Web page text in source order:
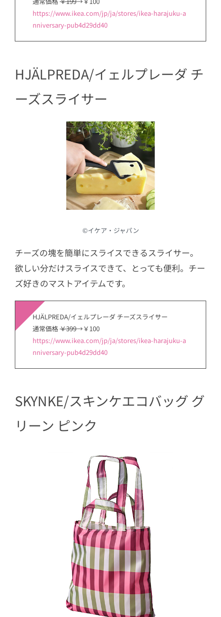
https://www.ikea.com/jp/ja/stores/ikea-harajuku-a
nniversary-pub4d29dd40
HJÄLPREDA/イェルプレーダ チ
ーズスライサー
©︎イケア・ジャパン
チーズの塊を簡単にスライスできるスライサー。
欲しい分だけスライスできて、とっても便利。チー
ズ好きのマストアイテムです。
HJÄLPREDA/イェルプレーダ チーズスライサー
通常価格￥399→￥100
https://www.ikea.com/jp/ja/stores/ikea-harajuku-a
nniversary-pub4d29dd40
SKYNKE/スキンケエコバッグ グ
リーン ピンク